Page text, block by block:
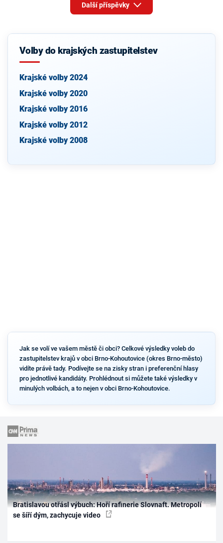
Další příspěvky
Volby do krajských zastupitelstev
Krajské volby 2024
Krajské volby 2020
Krajské volby 2016
Krajské volby 2012
Krajské volby 2008
Jak se volí ve vašem městě či obci? Celkové výsledky voleb do
zastupitelstev krajů v obci Brno-Kohoutovice (okres Brno-město)
vidíte právě tady. Podívejte se na zisky stran i preferenční hlasy
pro jednotlivé kandidáty. Prohlédnout si můžete také výsledky v
minulých volbách, a to nejen v obci Brno-Kohoutovice.
Bratislavou otřásl výbuch: Hoří rafinerie Slovnaft. Metropolí
se šíří dým, zachycuje video